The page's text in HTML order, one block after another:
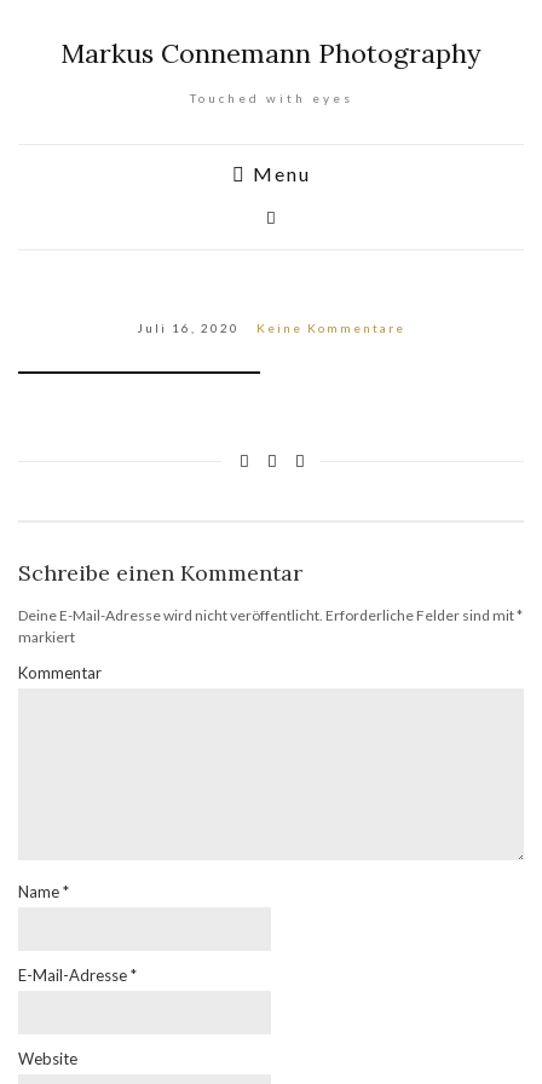
Markus Connemann Photography
Touched with eyes
Menu
Juli 16, 2020 Keine Kommentare
Schreibe einen Kommentar
Deine E-Mail-Adresse wird nicht veröffentlicht. Erforderliche Felder sind mit*
markiert
Kommentar
Name*
E-Mail-Adresse*
Website